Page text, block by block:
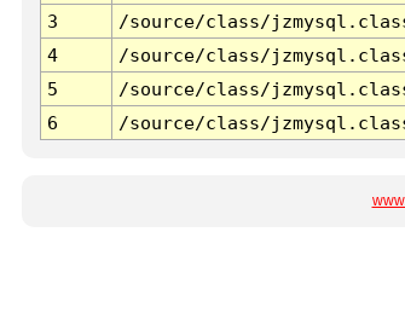
3
/source/class/
4
/source/class/
5
/source/class/
6
/source/class/